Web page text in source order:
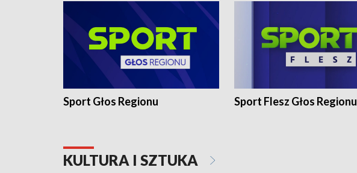
Sport Głos Regionu Sport Flesz Głos Regionu
KULTURA I SZTUKA